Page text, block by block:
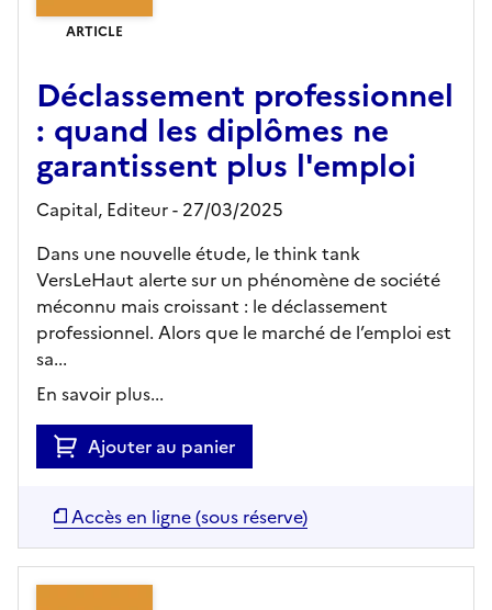
ARTICLE
Déclassement professionnel
: quand les diplômes ne
garantissent plus l'emploi
Capital, Editeur- 27/03/2025
Dans une nouvelle étude, le think tank
VersLeHaut alerte sur un phénomène de société
méconnu mais croissant : le déclassement
professionnel. Alors que le marché de l’emploi est
sa...
En savoir plus...
Ajouter au panier
Accès en ligne (sous réserve)